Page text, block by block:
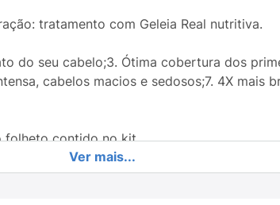
tratamento com Geleia Real nutritiva.
do seu cabelo;3. Ótima cobertura dos
cabelos macios e sedosos;7. 4X mais
folheto contido no kit
do seu cabelo;3. Ótima cobertura dos
Ver mais...